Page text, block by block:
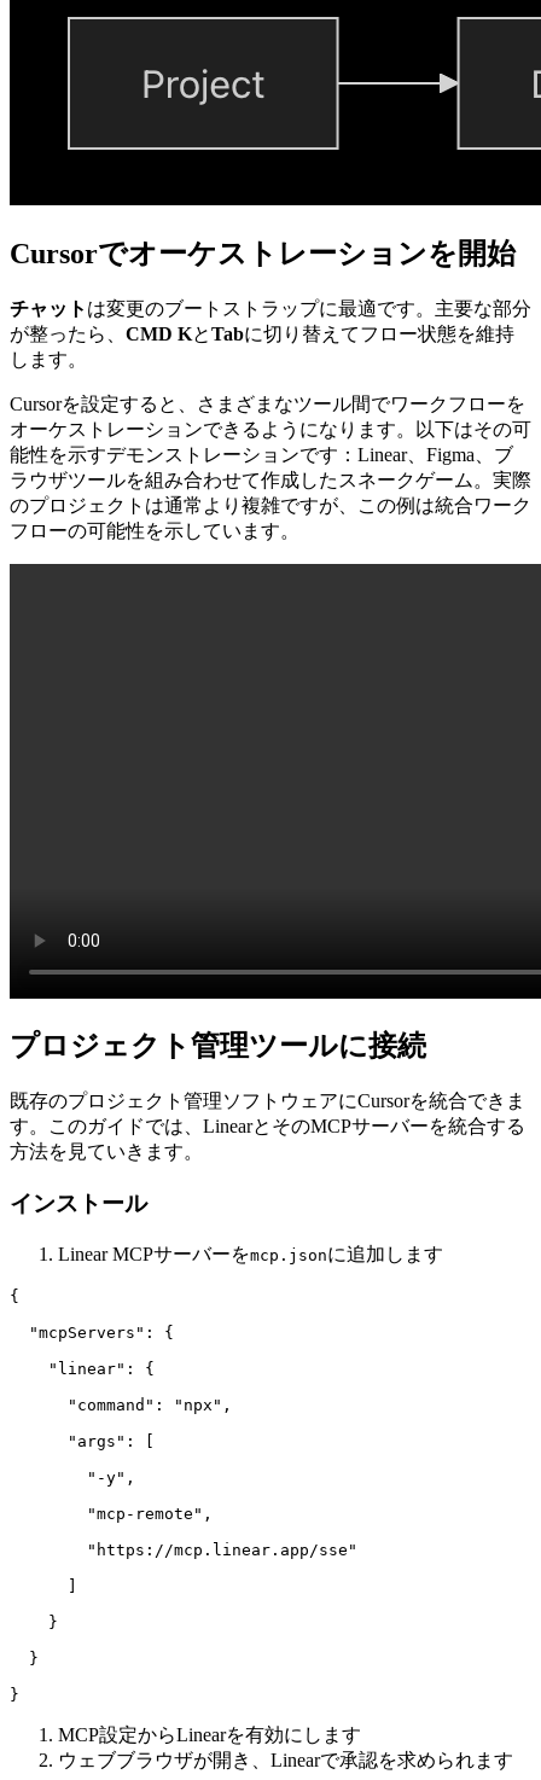
Cursorでオーケストレーションを開始
チャット は変更のブートストラップに最適です。主要な部分
が整ったら、 CMD KとTabに切り替えてフロー状態を維持
します。
Cursorを設定すると、さまざまなツール間でワークフローを
オーケストレーションできるようになります。以下はその可
能性を示すデモンストレーションです：Linear、Figma、ブ
ラウザツールを組み合わせて作成したスネークゲーム。実際
のプロジェクトは通常より複雑ですが、この例は統合ワーク
フローの可能性を示しています。
プロジェクト管理ツールに接続
既存のプロジェクト管理ソフトウェアにCursorを統合できま
す。このガイドでは、LinearとそのMCPサーバーを統合する
方法を見ていきます。
インストール
Linear MCPサーバーをmcp.jsonに追加します
{
  "mcpServers": {
    "linear": {
      "command": "npx",
      "args": [
        "-y",
        "mcp-remote",
        "https://mcp.linear.app/sse"
    }
  }
MCP設定からLinearを有効にします
ウェブブラウザが開き、Linearで承認を求められます